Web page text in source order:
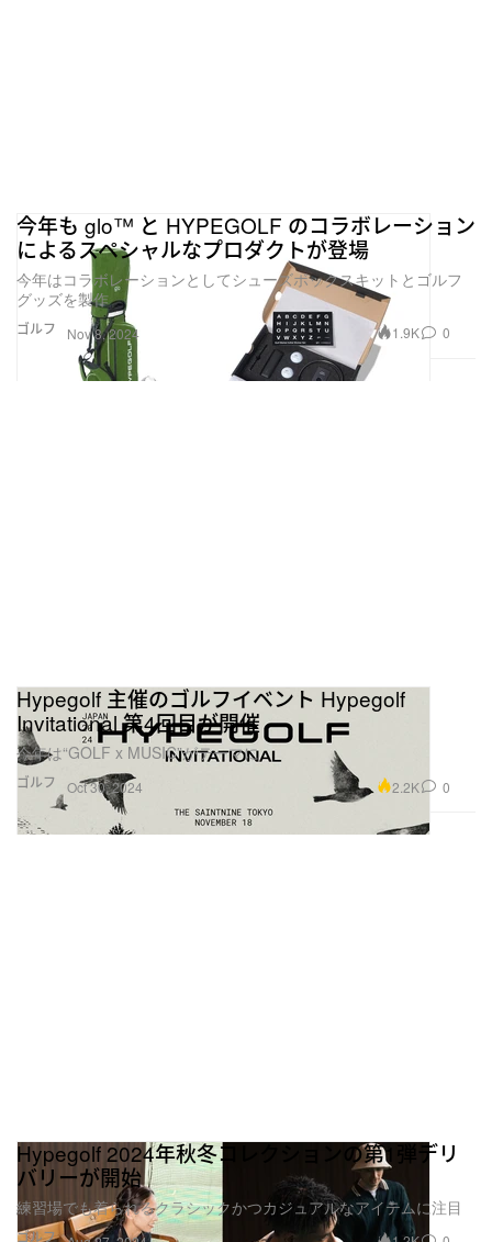
ゴルフ
今年も glo™ と HYPEGOLF のコラボレーション
によるスペシャルなプロダクトが登場
今年はコラボレーションとしてシューズボックスキットとゴルフ
グッズを製作
Nov 8, 2024 1.9K 0
ゴルフ
Hypegolf 主催のゴルフイベント Hypegolf
Invitational 第4回目が開催
今年は“GOLF x MUSIC”がテーマに
Oct 30, 2024 2.2K 0
ゴルフ
Hypegolf 2024年秋冬コレクションの第1弾デリ
バリーが開始
練習場でも着られるクラシックかつカジュアルなアイテムに注目